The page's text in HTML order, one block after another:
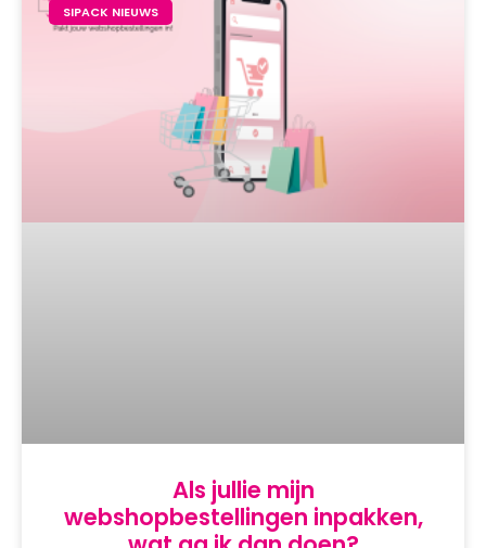
SIPACK NIEUWS
Als jullie mijn
webshopbestellingen inpakken,